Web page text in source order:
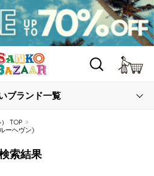
ブランド一覧
TOP
ーヘヴン)
索結果